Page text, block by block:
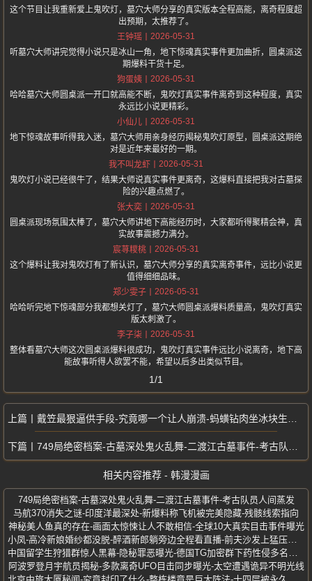
这个节目让我重新爱上鬼吹灯，墓穴大师分享的真实版本全程高能，离奇程度超
出预期，太推荐了。
王钟瑶
2026-05-31
听墓穴大师讲完觉得小说只是冰山一角，地下惊魂真实事件更加曲折，圆桌派这
期爆料干货十足。
狗蛋姨
2026-05-31
哈哈墓穴大师圆桌派一开口就高能不断，鬼吹灯真实事件离奇到这种程度，真实
永远比小说更精彩。
小仙儿
2026-05-31
地下惊魂故事听得我入迷，墓穴大师用亲身经历揭秘鬼吹灯原型，圆桌派这期绝
对是近年来最好的一期。
我不叫龙虾
2026-05-31
鬼吹灯小说已经很牛了，结果大师说真实事件更离奇，这爆料直接把我对古墓探
险的兴趣点燃了。
张大奕
2026-05-31
圆桌派现场氛围太棒了，墓穴大师讲地下高能经历时，大家都听得聚精会神，真
实故事震撼力满分。
宸荨糭桃
2026-05-31
这个爆料让我对鬼吹灯有了新认识，墓穴大师分享的真实离奇事件，远比小说更
值得细细品味。
郑少雯子
2026-05-31
哈哈听完地下惊魂部分我都想关灯了，墓穴大师圆桌派爆料质量高，鬼吹灯真实
版太刺激了。
李子柒
2026-05-31
整体看墓穴大师这次圆桌派爆料很成功，鬼吹灯真实事件远比小说离奇，地下高
能故事听得人欲罢不能，希望以后多出类似节目。
1/1
戴笠最狠逼供手段-究竟哪一个让人崩溃-蚂蟥钻肉坐冰块生孩子
749局绝密档案-古墓深处鬼火乱舞-二渡江古墓事件-考古队员人间蒸发
相关内容推荐 - 韩漫漫画
749局绝密档案-古墓深处鬼火乱舞-二渡江古墓事件-考古队员人间蒸发
马航370消失之谜-印度洋最深处-新爆料称飞机被完美隐藏-残骸线索指向
神秘美人鱼真的存在-画面太惊悚让人不敢相信-全球10大真实目击事件曝光
阿波罗登月宇航员揭秘-多款离奇UFO目击同步曝光-太空遭遇诡异不明光线